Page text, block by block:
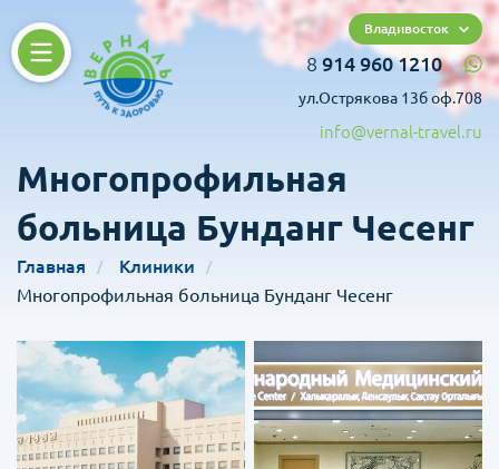
Владивосток
8 914 960 1210
ул.Острякова 13б оф.708
info@vernal-travel.ru
Многопрофильная
больница Бунданг Чесенг
Главная
Клиники
Многопрофильная больница Бунданг Чесенг